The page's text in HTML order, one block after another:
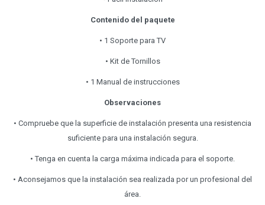
Contenido del paquete
• 1 Soporte para TV
• Kit de Tornillos
• 1 Manual de instrucciones
Observaciones
• Compruebe que la superficie de instalación presenta una resistencia
suficiente para una instalación segura.
• Tenga en cuenta la carga máxima indicada para el soporte.
• Aconsejamos que la instalación sea realizada por un profesional del
área.